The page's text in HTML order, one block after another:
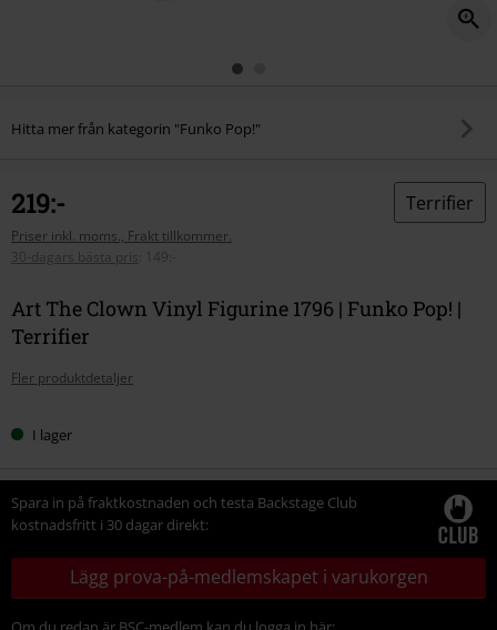
Hitta mer från kategorin "Funko Pop!"
219:-
Priser inkl. moms., Frakt tillkommer.
30-dagars bästa pris
149:-
Terrifier
Art The Clown Vinyl Figurine 1796 | Funko Pop! |
Terrifier
Fler produktdetaljer
I lager
Spara in på fraktkostnaden och testa Backstage Club
kostnadsfritt i 30 dagar direkt:
Lägg prova-på-medlemskapet i varukorgen